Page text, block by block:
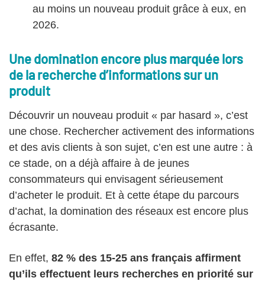
au moins un nouveau produit grâce à eux, en
2026.
Une domination encore plus marquée lors
de la recherche d’informations sur un
produit
Découvrir un nouveau produit « par hasard », c’est
une chose. Rechercher activement des informations
et des avis clients à son sujet, c’en est une autre : à
ce stade, on a déjà affaire à de jeunes
consommateurs qui envisagent sérieusement
d’acheter le produit. Et à cette étape du parcours
d’achat, la domination des réseaux est encore plus
écrasante.
En effet, 82 % des 15-25 ans français affirment
qu’ils effectuent leurs recherches en priorité sur